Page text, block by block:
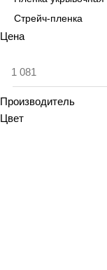
Стрейч-пленка
Цена
Производитель
Цвет